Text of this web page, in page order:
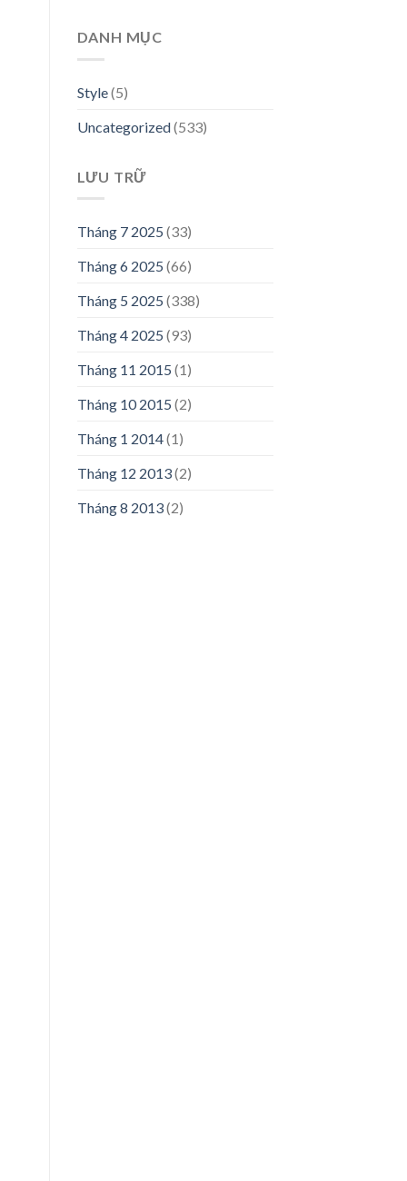
DANH MỤC
Style(5)
Uncategorized(533)
LƯU TRỮ
Tháng 7 2025 (33)
Tháng 6 2025 (66)
Tháng 5 2025 (338)
Tháng 4 2025 (93)
Tháng 11 2015 (1)
Tháng 10 2015 (2)
Tháng 1 2014(1)
Tháng 12 2013(2)
Tháng 8 2013(2)